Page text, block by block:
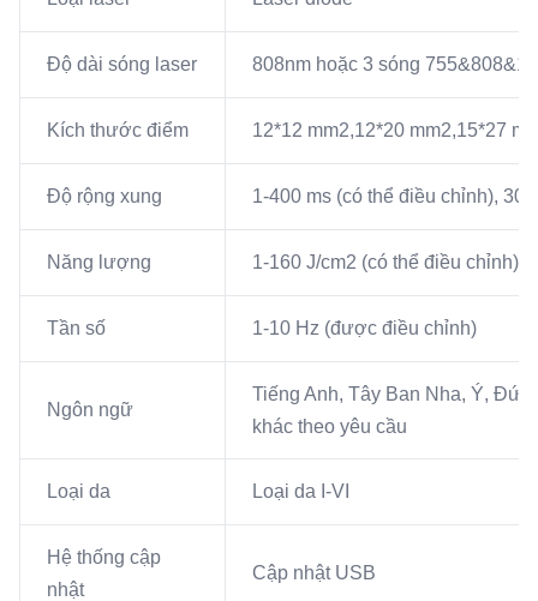
Độ dài sóng laser 808nm hoặc 3 sóng
Kích thước điểm 12*12 mm2,12*20 mm2,15*27
Độ rộng xung 1-400 ms (có thể điều chỉnh),
Năng lượng 1-160 J/cm2 (có thể điều chỉnh)
Tần số 1-10 Hz (được điều chỉnh)
Ngôn ngữ
Tiếng Anh, Tây Ban Nha, Ý,
khác theo yêu cầu
Loại da Loại da I-VI
Hệ thống cập
nhật
Cập nhật USB